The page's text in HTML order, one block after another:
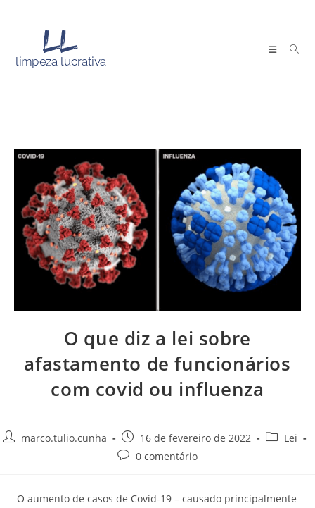
O que diz a lei sobre
afastamento de funcionários
com covid ou influenza
marco.tulio.cunha 16 de fevereiro de 2022
Lei
0 comentário
O aumento de casos de Covid-19 – causado principalmente